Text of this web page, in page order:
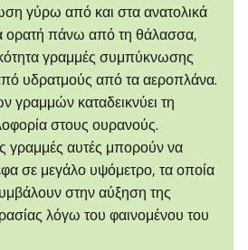
γύρω από και στα ανατολικά
ορατή πάνω από τη θάλασσα,
γραμμές συμπύκνωσης
υδρατμούς από τα αεροπλάνα.
γραμμών καταδεικνύει τη
στους ουρανούς.
γραμμές αυτές μπορούν να
σε μεγάλο υψόμετρο, τα οποία
στην αύξηση της
λόγω του φαινομένου του